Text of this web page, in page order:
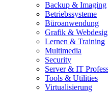
Backup & Imaging
Betriebssysteme
Büroanwendung
Grafik &
Lernen & Training
Multimedia
Security
Server & IT
Tools & Utilities
Virtualisierung